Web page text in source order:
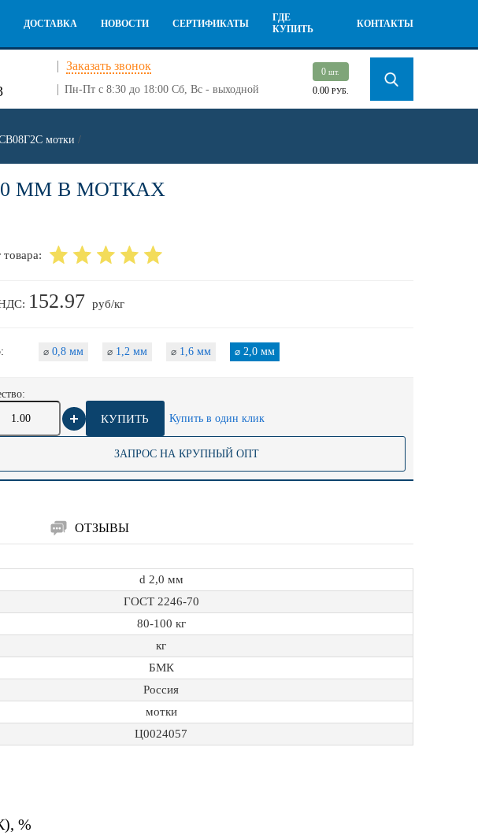
ДОСТАВКА НОВОСТИ СЕРТИФИКАТЫ
ГДЕ
КУПИТЬ
КОНТАКТЫ
Заказать звонок
Пн-Пт с 8:30 до 18:00 Сб, Вс - выходной
0шт.
0.00 РУБ.
мотки /
ММ В МОТКАХ
товара:
152.97 руб/кг
⌀0,8 мм ⌀1,2 мм ⌀1,6 мм ⌀2,0 мм
КУПИТЬ Купить в один клик
ЗАПРОС НА КРУПНЫЙ ОПТ
ОТЗЫВЫ
d 2,0 мм
ГОСТ 2246-70
80-100 кг
кг
БМК
Россия
мотки
Ц0024057
%